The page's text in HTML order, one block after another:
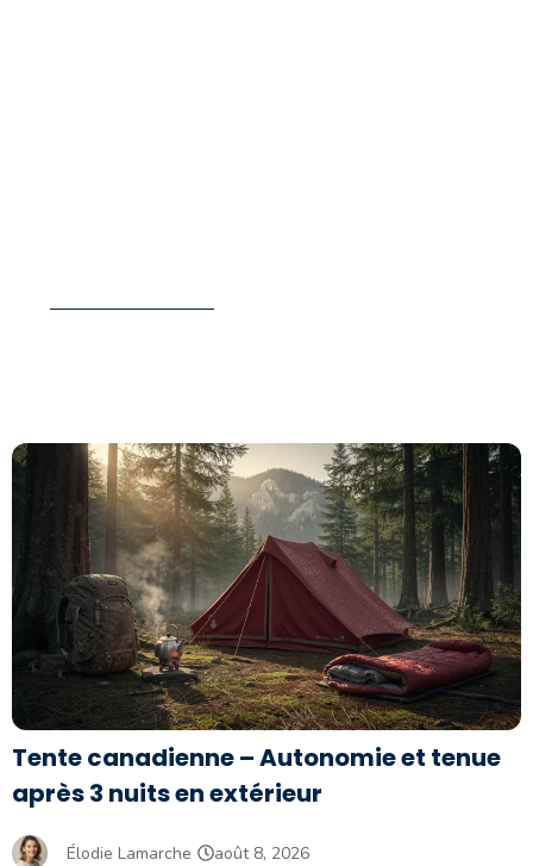
Tente canadienne – Autonomie et tenue
après 3 nuits en extérieur
Élodie Lamarche août 8, 2026